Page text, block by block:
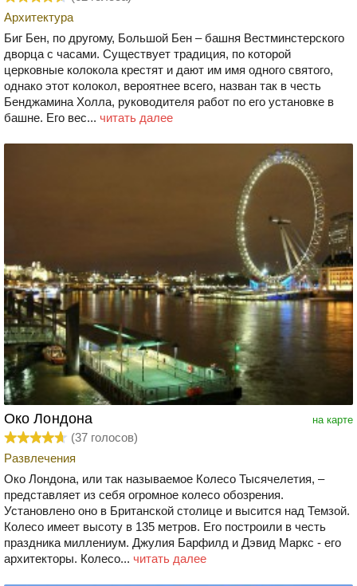
Архитектура
Биг Бен, по другому, Большой Бен – башня Вестминстерского
дворца с часами. Существует традиция, по которой
церковные колокола крестят и дают им имя одного святого,
однако этот колокол, вероятнее всего, назван так в честь
Бенджамина Холла, руководителя работ по его установке в
башне. Его вес... читать далее
на карте
Око Лондона
(37 голосов)
Развлечения
Око Лондона, или так называемое Колесо Тысячелетия, –
представляет из себя огромное колесо обозрения.
Установлено оно в Британской столице и высится над Темзой.
Колесо имеет высоту в 135 метров. Его построили в честь
праздника миллениум. Джулия Барфилд и Дэвид Маркс - его
архитекторы. Колесо... читать далее